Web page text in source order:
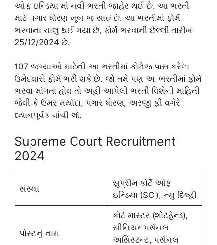
ઓફ ઇન્ડિયા માં નવી ભરતી જાહેર થઈ છે. આ ભરતી
માટે પગાર ધોરણ ખૂબ જ સારું છે. આ ભરતીમાં ફોર્મ
ભરવાના ચાલુ થઈ ગયા છે, ફોર્મ ભરવાની છેલ્લી તારીખ
25/12/2024 છે.
107 જગ્યાઓ માટેની આ ભરતીમાં કોલેજ પાસ કરેલા
ઉમેદવારો ફોર્મ ભરી શકે છે. જો તમે પણ આ ભરતીમાં ફોર્મ
ભરવા માંગતા હોવ તો અહીં આપેલી ભરતી વિશેની માહિતી
જેવી કે ઉંમર મર્યાદા, પગાર ધોરણ, અરજી ફી વગેરે
ધ્યાનપૂર્વક વાંચી લો.
Supreme Court Recruitment
2024
સંસ્થા
સુપ્રીમ કોર્ટે ઓફ
ઇન્ડિયા (SCI), ન્યુ દિલ્હી
પોસ્ટનું નામ
કોર્ટ માસ્ટર (શોર્ટહેન્ડ),
સીનિયર પર્સનલ
અસિસ્ટન્ટ, પર્સનલ